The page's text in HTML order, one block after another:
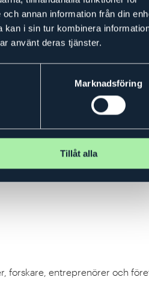
annan information från din
i sin tur kombinera
använt deras tjänster.
Marknadsföring
Tillåt alla
forskare, entreprenörer och